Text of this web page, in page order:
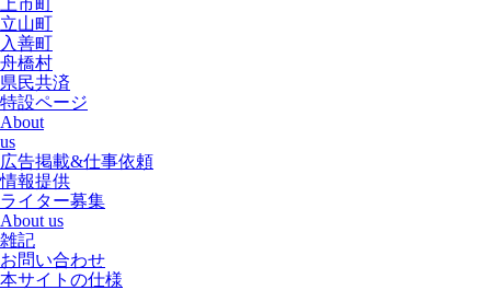
上市町
立山町
入善町
舟橋村
県民共済
特設ページ
About
us
広告掲載&仕事依頼
情報提供
ライター募集
About us
雑記
お問い合わせ
本サイトの仕様